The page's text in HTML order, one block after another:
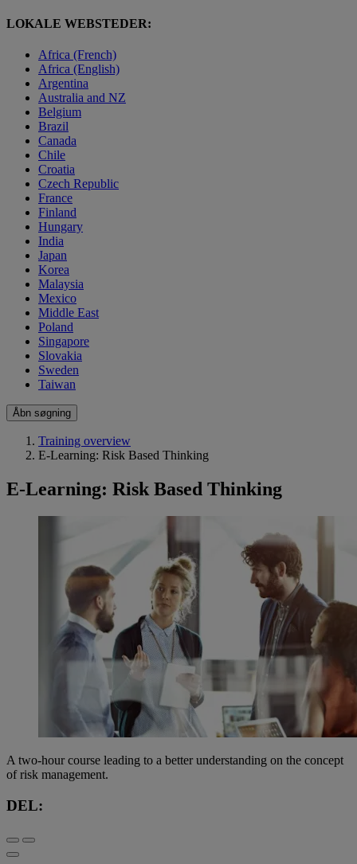
LOKALE WEBSTEDER:
Africa (French)
Africa (English)
Argentina
Australia and NZ
Belgium
Brazil
Canada
Chile
Croatia
Czech Republic
France
Finland
Hungary
India
Japan
Korea
Malaysia
Mexico
Middle East
Poland
Singapore
Slovakia
Sweden
Taiwan
Åbn søgning
Training overview
E-Learning: Risk Based Thinking
E-Learning: Risk Based Thinking
A two-hour course leading to a better understanding on the concept
of risk management.
DEL: